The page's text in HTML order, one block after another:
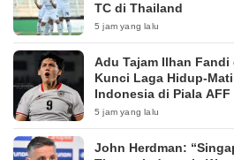
TC di Thailand
5 jam yang lalu
Adu Tajam Ilhan
Kunci Laga Hidup-
Indonesia di Piala AFF
5 jam yang lalu
John Herdman: